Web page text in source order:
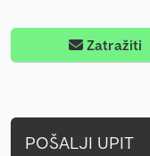
Zatražiti
POŠALJI UPIT